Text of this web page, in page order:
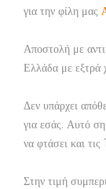
για την φίλη μας
Αποστολή με
Ελλάδα με
Δεν υπάρχει
για εσάς. Αυτό
να φτάσει και
Στην τιμή